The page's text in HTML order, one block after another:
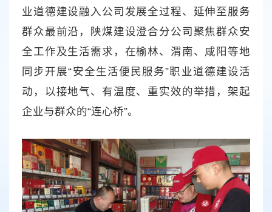
业道德建设融入公司发展全过程、延伸至服务
群众最前沿，陕煤建设澄合分公司聚焦群众安
全工作及生活需求，在榆林、渭南、咸阳等地
同步开展“安全生活便民服务”职业道德建设活
动，以接地气、有温度、重实效的举措，架起
企业与群众的“连心桥”。